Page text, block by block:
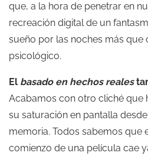
que, a la hora de penetrar en
recreación digital de un
sueño por las noches más
psicológico.
El basado en hechos reales
Acabamos con otro cliché que
su saturación en pantalla
memoria. Todos sabemos que
comienzo de una película cae